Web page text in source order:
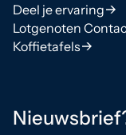
Deel je ervaring
Lotgenoten
Koffietafels